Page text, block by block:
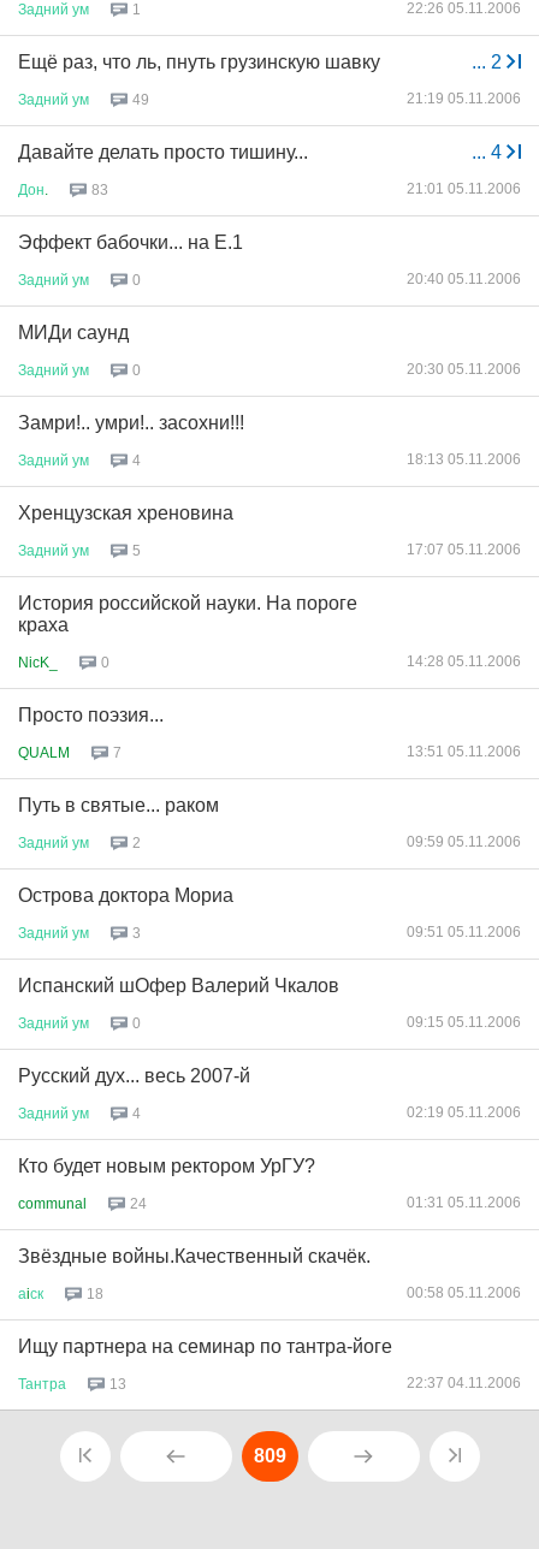
Задний ум 1 22:26 05.11.2006
... 2
Ещё раз, что ль, пнуть грузинскую шавку
Задний ум 49 21:19 05.11.2006
... 4
Давайте делать просто тишину...
Дон 83 21:01 05.11.2006
Эффект бабочки... на E.1
Задний ум 0 20:40 05.11.2006
МИДи саунд
Задний ум 0 20:30 05.11.2006
Замри!.. умри!.. засохни!!!
Задний ум 4 18:13 05.11.2006
Хренцузская хреновина
Задний ум 5 17:07 05.11.2006
История российской науки. На пороге
краха
NicK_ 0 14:28 05.11.2006
Просто поэзия...
QUALM 7 13:51 05.11.2006
Путь в святые... раком
Задний ум 2 09:59 05.11.2006
Острова доктора Мориа
Задний ум 3 09:51 05.11.2006
Испанский шОфер Валерий Чкалов
Задний ум 0 09:15 05.11.2006
Русский дух... весь 2007-й
Задний ум 4 02:19 05.11.2006
Кто будет новым ректором УрГУ?
communal 24 01:31 05.11.2006
Звёздные войны.Качественный скачёк.
аiск 18 00:58 05.11.2006
Ищу партнера на семинар по тантра-йоге
Тантра 13 22:37 04.11.2006
809